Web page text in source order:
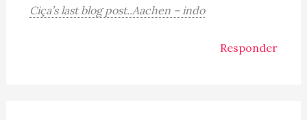
Ciça’s last blog post..Aachen – indo
Responder